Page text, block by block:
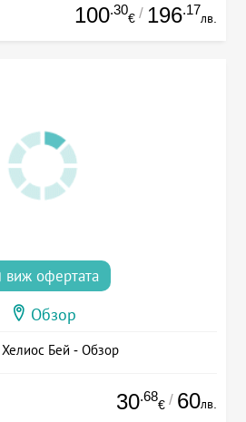
100.30
€ / 196.17
лв.
виж офертата
Обзор
Бей - Обзор
30.68
€ / 60лв.